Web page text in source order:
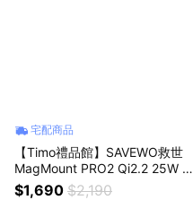
宅配商品
【Timo禮品館】SAVEWO救世
MagMount PRO2 Qi2.2 25W 競
冷車充(MM-W25Q)
$1,690 $2,190